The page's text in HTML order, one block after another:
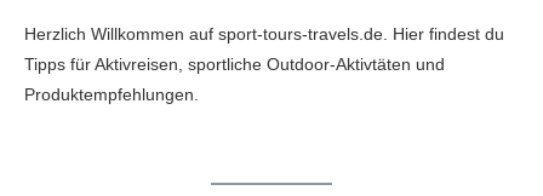
Herzlich Willkommen auf sport-tours-travels.de. Hier findest du
Tipps für Aktivreisen, sportliche Outdoor-Aktivtäten und
Produktempfehlungen.